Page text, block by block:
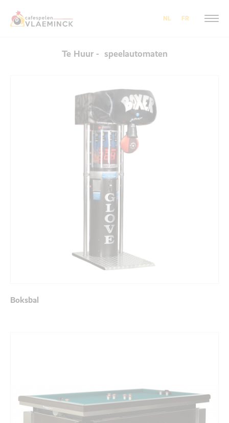
NL FR
Te Huur - speelautomaten
Boksbal